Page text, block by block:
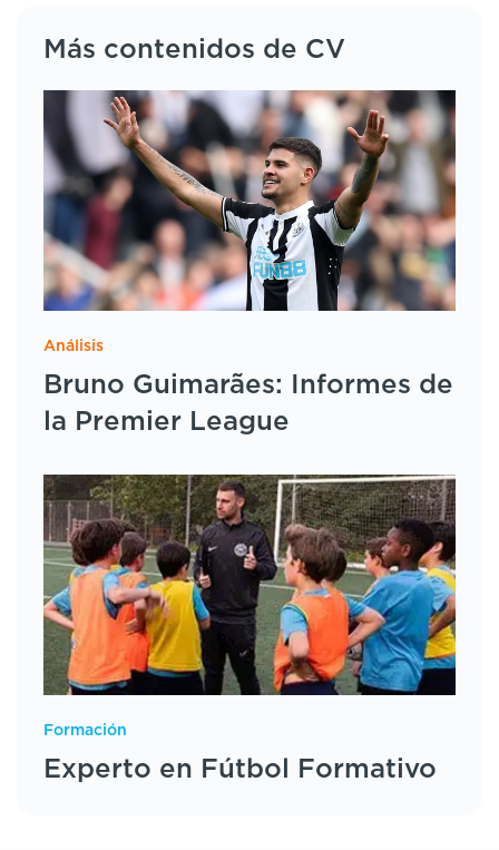
Más contenidos de CV
Análisis
Bruno Guimarães: Informes de
la Premier League
Formación
Experto en Fútbol Formativo